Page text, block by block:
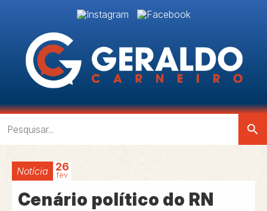
search
Notícia 26
fev
Cenário político do RN